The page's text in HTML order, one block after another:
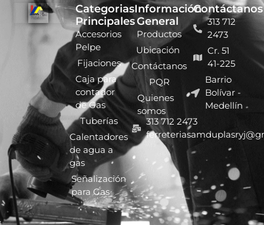
Categorias
Principales
Accesorios
Pelpe
Fijaciones
Caja para
contador
de Gas
Tuberías
Calentadores
de agua a
gas
Señalización
para Gas
Información
General
Productos
Ubicación
Contáctanos
PQR
Quienes
somos
Contáctanos
313 712
2473
Cr. 51
41-225
Barrio
Bolívar -
Medellín
313 712 2473